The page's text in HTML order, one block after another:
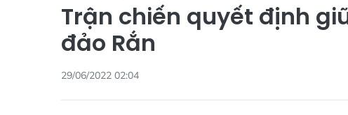
Trận chiến quyết định
đảo Rắn
29/06/2022 02:04